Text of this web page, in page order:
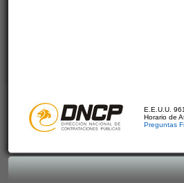
E.E.U.U.
Horario de
Preguntas